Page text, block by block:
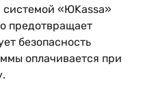
системой «ЮKassa»
предотвращает
безопасность
оплачивается при